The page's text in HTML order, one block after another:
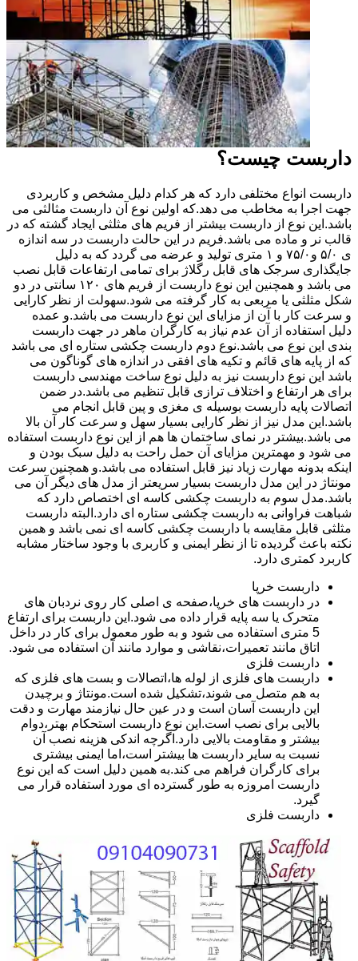
داربست چیست؟
داربست انواع مختلفی دارد که هر کدام دلیل مشخص و کاربردی
جهت اجرا به مخاطب می دهد.که اولین نوع آن داربست مثالثی می
باشد.این نوع از داربست بیشتر از فریم های مثلثی ایجاد گشته که در
قالب نر و ماده می باشد.فریم در این حالت داربست در سه اندازه
ی ۵/۰ و۷۵/۰ و ۱ متری تولید و عرضه می گردد که به دلیل
جایگذاری سرجک های قابل رگلاژ برای تمامی ارتفاعات قابل نصب
می باشد و همچنین این نوع داربست از فریم های ۱۲۰ سانتی در دو
شکل مثلثی یا مربعی به کار گرفته می شود.سهولت از نظر کارایی
و سرعت کار با آن از مزایای این نوع داربست می باشد.و عمده
دلیل استفاده از آن عدم نیاز به کارگران ماهر در جهت داربست
بندی این نوع می باشد.نوع دوم داربست چکشی ستاره ای می باشد
که از پایه های قائم و تکیه های افقی در اندازه های گوناگون می
باشد این نوع داربست نیز به دلیل نوع ساخت مهندسی داربست
برای هر ارتفاع و اختلاف ترازی قابل تنظیم می باشد.در ضمن
اتصالات پایه داربست بوسیله ی مغزی و پین قابل انجام می
باشد.این مدل نیز از نظر کارایی بسیار سهل و سرعت کار آن بالا
می باشد.بیشتر در نمای ساختمان ها هم از این نوع داربست استفاده
می شود و مهمترین مزایای آن حمل راحت به دلیل سبک بودن و
اینکه بدونه مهارت زیاد نیز قابل استفاده می باشد.و همچنین سرعت
مونتاژ در این مدل داربست بسیار سریعتر از مدل های دیگر آن می
باشد.مدل سوم به داربست چکشی کاسه ای اختصاص دارد که
شباهت فراوانی به داربست چکشی ستاره ای دارد.البته داربست
مثلثی قابل مقایسه با داربست چکشی کاسه ای نمی باشد و همین
نکته باعث گردیده تا از نظر ایمنی و کاربری با وجود ساختار مشابه
کاربرد کمتری دارد.
داربست خرپا
در داربست های خرپا،صفحه ی اصلی کار روی نردبان های
متحرک یا سه پایه قرار داده می شود.این داربست برای ارتفاع
5 متری استفاده می شود و به طور معمول برای کار در داخل
اتاق مانند تعمیرات،نقاشی و موارد مانند آن استفاده می شود.
داربست فلزی
داربست های فلزی از لوله ها،اتصالات و بست های فلزی که
به هم متصل می شوند،تشکیل شده است.مونتاژ و برچیدن
این داربست آسان است و در عین حال نیازمند مهارت و دقت
بالایی برای نصب است.این نوع داربست استحکام بهتر،دوام
بیشتر و مقاومت بالایی دارد.اگرچه اندکی هزینه نصب آن
نسبت به سایر داربست ها بیشتر است،اما ایمنی بیشتری
برای کارگران فراهم می کند.به همین دلیل است که این نوع
داربست امروزه به طور گسترده ای مورد استفاده قرار می
گیرد.
داربست فلزی